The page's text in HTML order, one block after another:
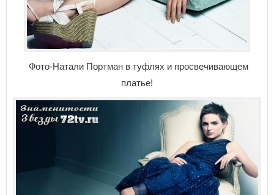
Фото-Натали Портман в туфлях и просвечивающем
платье!